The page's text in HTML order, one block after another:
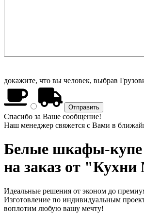
докажите, что вы человек, выбрав
Спасибо за Ваше сообщение!
Наш менеджер свяжется с Вами в
Белые шкафы-купе
на заказ от
Идеальные решения от эконом до
Изготовление по индивидуальным
воплотим любую вашу мечту!